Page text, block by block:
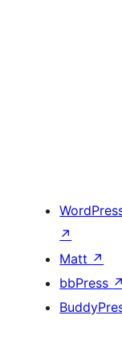
↗
Matt ↗
bbPress ↗